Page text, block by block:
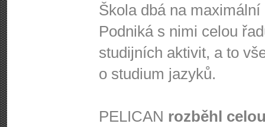
Škola dbá na
Podniká s nimi celou
studijních aktivit, a to
o studium jazyků.
PELICAN rozběhl